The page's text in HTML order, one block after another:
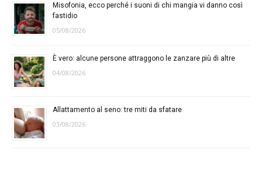
Misofonia, ecco perché i suoni di chi mangia vi danno così
fastidio
05/08/2026
È vero: alcune persone attraggono le zanzare più di altre
04/08/2026
Allattamento al seno: tre miti da sfatare
03/08/2026